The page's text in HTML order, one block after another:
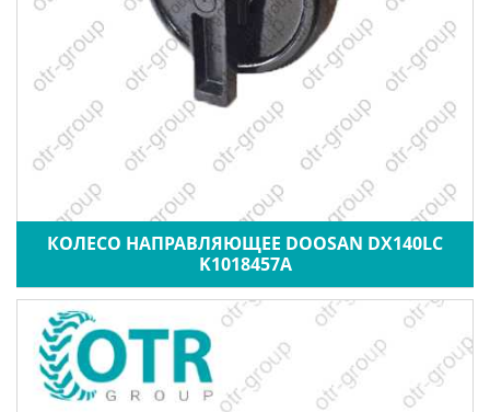
КОЛЕСО НАПРАВЛЯЮЩЕЕ DOOSAN DX140LC
K1018457A